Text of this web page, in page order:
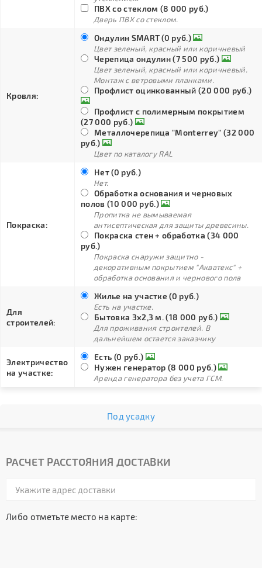
ПВХ со стеклом (8 000 руб.)
Дверь ПВХ со стеклом.
Кровля:
Ондулин SMART (0 руб.)
Цвет зеленый, красный или коричневый
Черепица ондулин (7 500 руб.)
Цвет зеленый, красный или коричневый.
Монтаж с ветровыми планками.
Профлист оцинкованный (20 000 руб.)
Профлист с полимерным покрытием
(27 000 руб.)
Металлочерепица "Monterrey" (32 000
руб.)
Цвет по каталогу RAL
Покраска:
Нет (0 руб.)
Нет.
Обработка основания и черновых
полов (10 000 руб.)
Пропитка не вымываемая
антисептическая для защиты древесины.
Покраска стен + обработка (34 000
руб.)
Покраска снаружи защитно -
декоративным покрытием "Акватекс" +
обработка основания и чернового пола
Для
строителей:
Жилье на участке (0 руб.)
Есть на участке.
Бытовка 3х2,3 м. (18 000 руб.)
Для проживания строителей. В
дальнейшем остается заказчику
Электричество
на участке:
Есть (0 руб.)
Нужен генератор (8 000 руб.)
Аренда генератора без учета ГСМ.
Под усадку
РАСЧЕТ РАССТОЯНИЯ ДОСТАВКИ
Либо отметьте место на карте: